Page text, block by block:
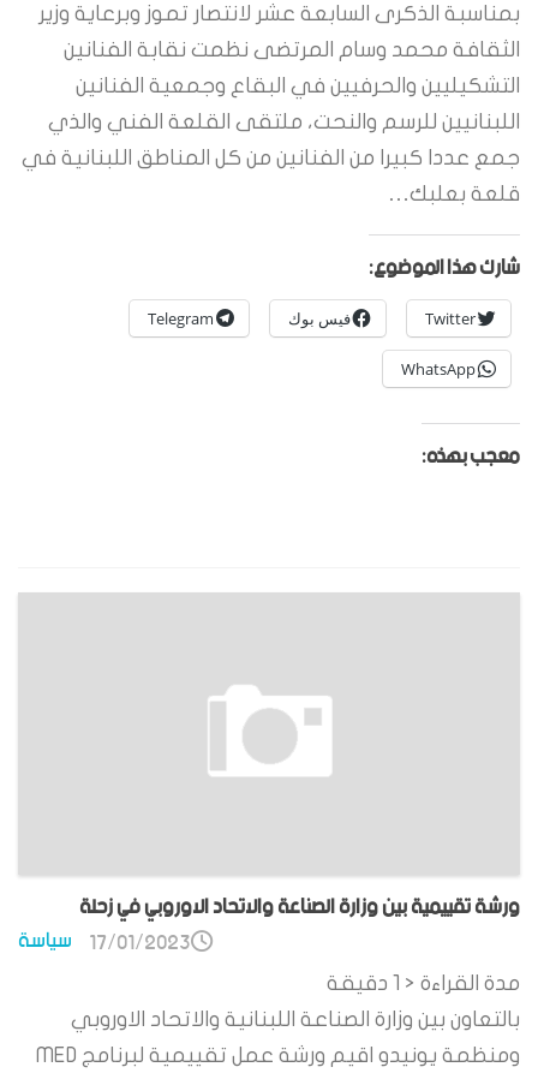
بمناسبة الذكرى السابعة عشر لانتصار تموز وبرعاية وزير
الثقافة محمد وسام المرتضى نظمت نقابة الفنانين
التشكيليين والحرفيين في البقاع وجمعية الفنانين
اللبنانيين للرسم والنحت، ملتقى القلعة الفني والذي
جمع عددا كبيرا من الفنانين من كل المناطق اللبنانية في
قلعة بعلبك…
شارك هذا الموضوع:
Twitter فيس بوك Telegram
WhatsApp
معجب بهذه:
ورشة تقييمية بين وزارة الصناعة والاتحاد الاوروبي في زحلة
سياسة 17/01/2023
مدة القراءة < 1
دقيقة
بالتعاون بين وزارة الصناعة اللبنانية والاتحاد الاوروبي
ومنظمة يونيدو اقيم ورشة عمل تقييمية لبرنامج MED